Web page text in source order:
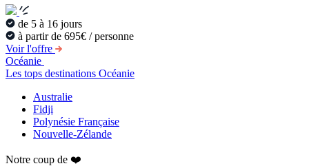
de 5 à 16 jours
à partir de 695€ / personne
Voir l'offre
Océanie
Les tops destinations Océanie
Australie
Fidji
Polynésie Française
Nouvelle-Zélande
Notre coup de ❤️